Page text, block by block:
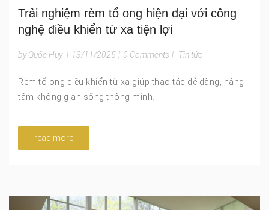
Trải nghiệm rèm tổ ong hiện đại với công
nghệ điều khiển từ xa tiện lợi
by Quốc Huy | 13/11/2025 | 0 Comments | Tin tức
Rèm tổ ong điều khiển từ xa giúp thao tác dễ dàng, nâng
tầm không gian sống thông minh.
read more